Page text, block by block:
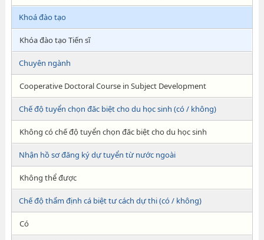
Khoá đào tạo
Khóa đào tạo Tiến sĩ
Chuyên ngành
Cooperative Doctoral Course in Subject Development
Chế độ tuyển chọn đăc biệt cho du học sinh (có / không)
Không có chế độ tuyển chọn đăc biệt cho du học sinh
Nhận hồ sơ đăng ký dự tuyển từ nước ngoài
Không thể được
Chế độ thẩm định cá biệt tư cách dự thi (có / không)
Có